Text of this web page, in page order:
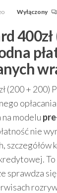
Wyłączony
(200 + 200)
modelu
nie
szczegółów
sprawdza